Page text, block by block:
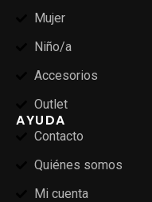
Mujer
Niño/a
Accesorios
Outlet
AYUDA
Contacto
Quiénes somos
Mi cuenta